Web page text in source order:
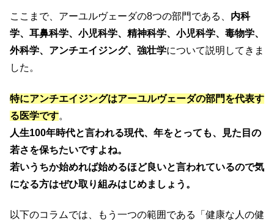
ここまで、アーユルヴェーダの8つの部門である、 内科
学、耳鼻科学、小児科学、精神科学、小児科学、毒物学、
外科学、アンチエイジング、強壮学について説明してきま
した。
特にアンチエイジングはアーユルヴェーダの部門を代表す
る医学です。
人生100年時代と言われる現代、年をとっても、見た目の
若さを保ちたいですよね。
若いうちか始めれば始めるほど良いと言われているので気
になる方はぜひ取り組みはじめましょう。
以下のコラムでは、もう一つの範囲である「健康な人の健